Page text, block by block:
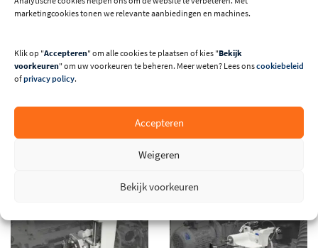
marketingcookies tonen we relevante aanbiedingen en machines.
Klik op "Accepteren" om alle cookies te plaatsen of kies "Bekijk
voorkeuren" om uw voorkeuren te beheren. Meer weten? Lees onscookiebeleid
ofprivacy policy.
Accepteren
Weigeren
Bekijk voorkeuren